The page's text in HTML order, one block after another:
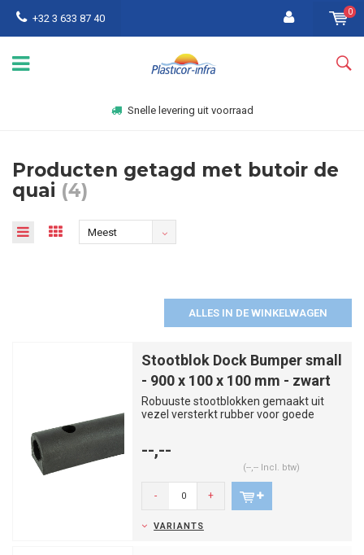
+32 3 633 87 40
0
Snelle levering uit voorraad
Producten getagd met butoir de
quai (4)
Meest
ALLES IN DE WINKELWAGEN
Stootblok Dock Bumper small
- 900 x 100 x 100 mm - zwart
Robuuste stootblokken gemaakt uit
vezel versterkt rubber voor goede
--,--
(--,-- Incl. btw)
- +
VARIANTS